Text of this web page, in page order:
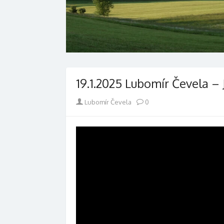
19.1.2025 Lubomír Čevela
Author
Lubomír Čevela 0